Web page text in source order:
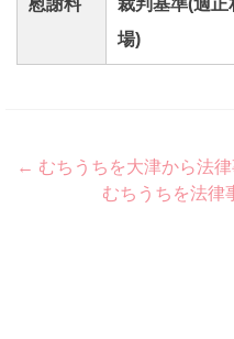
慰謝料
裁判基準(適正
場)
Post
navigation
← むちうちを大津から法
むちうちを法律